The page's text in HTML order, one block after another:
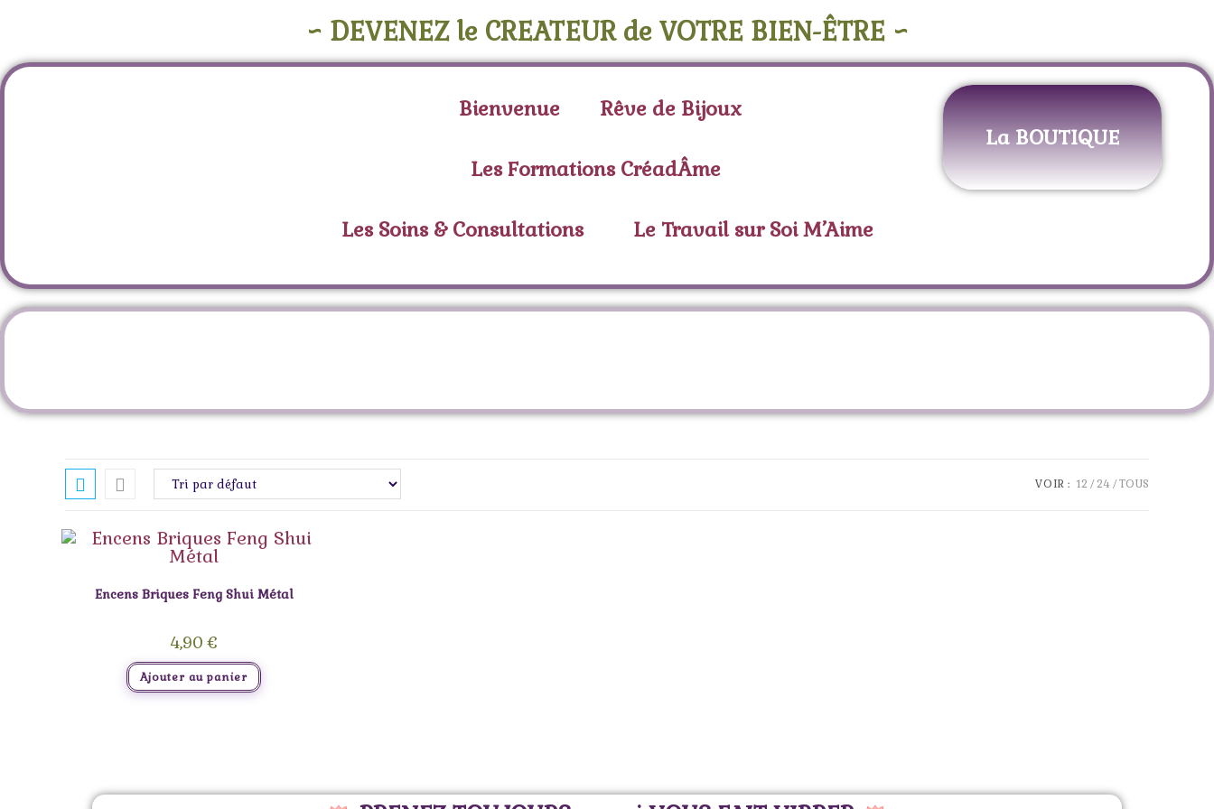
~ DEVENEZ le CREATEUR de VOTRE BIEN-ÊTRE ~
Bienvenue Rêve de Bijoux
Les Formations CréadÂme
Les Soins & Consultations Le Travail sur Soi M’Aime
La BOUTIQUE
VOIR : 12 24 TOUS
Encens Briques Feng Shui Métal
4,90€
Ajouter au panier